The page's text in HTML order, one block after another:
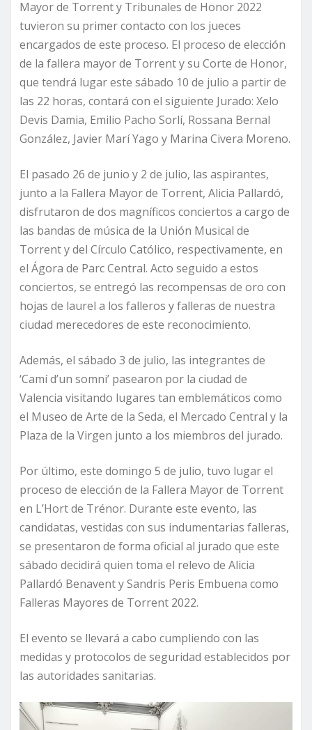
Mayor de Torrent y Tribunales de Honor 2022
tuvieron su primer contacto con los jueces
encargados de este proceso. El proceso de elección
de la fallera mayor de Torrent y su Corte de Honor,
que tendrá lugar este sábado 10 de julio a partir de
las 22 horas, contará con el siguiente Jurado: Xelo
Devis Damia, Emilio Pacho Sorlí, Rossana Bernal
González, Javier Marí Yago y Marina Civera Moreno.
El pasado 26 de junio y 2 de julio, las aspirantes,
junto a la Fallera Mayor de Torrent, Alicia Pallardó,
disfrutaron de dos magníficos conciertos a cargo de
las bandas de música de la Unión Musical de
Torrent y del Círculo Católico, respectivamente, en
el Ágora de Parc Central. Acto seguido a estos
conciertos, se entregó las recompensas de oro con
hojas de laurel a los falleros y falleras de nuestra
ciudad merecedores de este reconocimiento.
Además, el sábado 3 de julio, las integrantes de
‘Camí d’un somni’ pasearon por la ciudad de
Valencia visitando lugares tan emblemáticos como
el Museo de Arte de la Seda, el Mercado Central y la
Plaza de la Virgen junto a los miembros del jurado.
Por último, este domingo 5 de julio, tuvo lugar el
proceso de elección de la Fallera Mayor de Torrent
en L’Hort de Trénor. Durante este evento, las
candidatas, vestidas con sus indumentarias falleras,
se presentaron de forma oficial al jurado que este
sábado decidirá quien toma el relevo de Alicia
Pallardó Benavent y Sandris Peris Embuena como
Falleras Mayores de Torrent 2022.
El evento se llevará a cabo cumpliendo con las
medidas y protocolos de seguridad establecidos por
las autoridades sanitarias.